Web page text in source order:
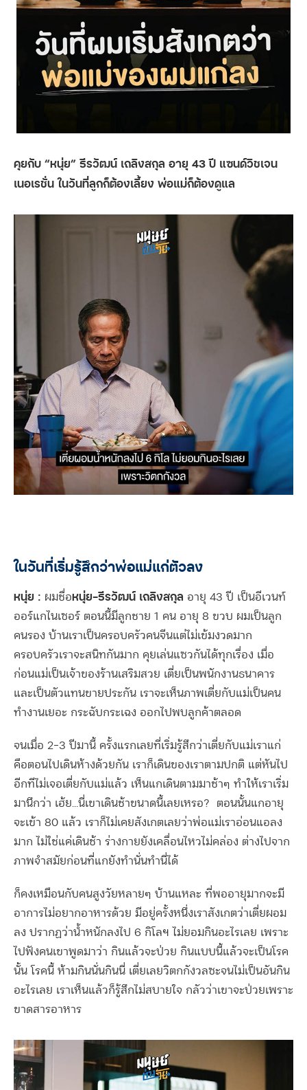
คุยกับ “หนุ่ย” ธีรวัฒน์ เถลิงสกุล อายุ 43 ปี แซนด์วิชเจน
เนอเรชั่น ในวันที่ลูกก็ต้องเลี้ยง พ่อแม่ก็ต้องดูแล
ในวันที่เริ่มรู้สึกว่าพ่อแม่แก่ตัวลง
หนุ่ย : ผมชื่อหนุ่ย-ธีรวัฒน์ เถลิงสกุล อายุ 43 ปี เป็นอีเวนท์
ออร์แกไนเซอร์ ตอนนี้มีลูกชาย 1 คน อายุ 8 ขวบ ผมเป็นลูก
คนรอง บ้านเราเป็นครอบครัวคนจีนแต่ไม่เข้มงวดมาก
ครอบครัวเราจะสนิทกันมาก คุยเล่นแซวกันได้ทุกเรื่อง เมื่อ
ก่อนแม่เป็นเจ้าของร้านเสริมสวย เตี่ยเป็นพนักงานธนาคาร
และเป็นตัวแทนขายประกัน เราจะเห็นภาพเตี่ยกับแม่เป็นคน
ทำงานเยอะ กระฉับกระเฉง ออกไปพบลูกค้าตลอด
จนเมื่อ 2-3 ปีมานี้ ครั้งแรกเลยที่เริ่มรู้สึกว่าเตี่ยกับแม่เราแก่
คือตอนไปเดินห้างด้วยกัน เราก็เดินของเราตามปกติ แต่หันไป
อีกทีไม่เจอเตี่ยกับแม่แล้ว เห็นแกเดินตามมาช้าๆ ทำให้เราเริ่ม
มานึกว่า เฮ้ย…นี่เขาเดินช้าขนาดนี้เลยเหรอ? ตอนนั้นแกอายุ
จะเข้า 80 แล้ว เราก็ไม่เคยสังเกตเลยว่าพ่อแม่เราอ่อนแอลง
มาก ไม่ใช่แค่เดินช้า ร่างกายยังเคลื่อนไหวไม่คล่อง ต่างไปจาก
ภาพจำสมัยก่อนที่แกยังทำนั่นทำนี่ได้
ก็คงเหมือนกับคนสูงวัยหลายๆ บ้านแหละ ที่พออายุมากจะมี
อาการไม่อยากอาหารด้วย มีอยู่ครั้งหนึ่งเราสังเกตว่าเตี่ยผอม
ลง ปรากฏว่าน้ำหนักลงไป 6 กิโลฯ ไม่ยอมกินอะไรเลย เพราะ
ไปฟังคนเขาพูดมาว่า กินแล้วจะป่วย กินแบบนี้แล้วจะเป็นโรค
นั้น โรคนี้ ห้ามกินนั่นกินนี่ เตี่ยเลยวิตกกังวลซะจนไม่เป็นอันกิน
อะไรเลย เราเห็นแล้วก็รู้สึกไม่สบายใจ กลัวว่าเขาจะป่วยเพราะ
ขาดสารอาหาร